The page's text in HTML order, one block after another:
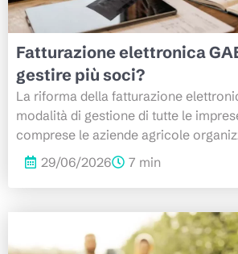
Fatturazione elettronica
gestire più soci?
La riforma della fatturazione
modalità di gestione di tutte le
comprese le aziende agricole
29/06/2026
7 min